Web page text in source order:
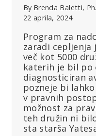
By Brenda Baletti,
22 aprila, 2024
Program za
zaradi cepljenja
več kot 5000
katerih je bil po
diagnosticiran
pozneje bi
v pravnih
možnost za
teh družin ni
sta starša